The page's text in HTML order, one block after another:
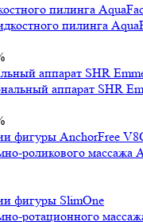
пилинга
аппарат SHR
фигуры AnchorFree
фигуры SlimOne